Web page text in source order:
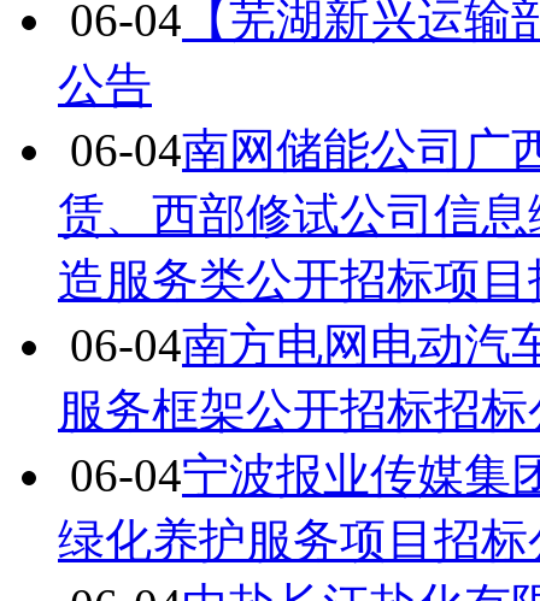
06-04 【芜湖新兴运
公告
06-04南网储能公司广
赁、西部修试公司信
造服务类公开招标项
06-04南方电网电动汽
服务框架公开招标招
06-04宁波报业传媒集
绿化养护服务项目招标